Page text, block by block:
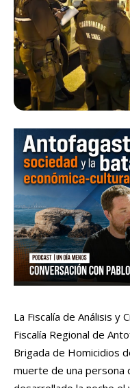
La Fiscalía de Análisis y
Fiscalía Regional de
Brigada de Homicidios
muerte de una persona